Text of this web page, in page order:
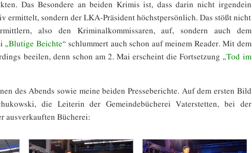
Das Besondere an beiden Krimis ist, dass darin nicht irgendein
ermittelt, sondern der LKA-Präsident höchstpersönlich. Das stößt nicht
also den Kriminalkommissaren, auf, sondern auch dem
„Blutige Beichte“ schlummert auch schon auf meinem Reader. Mit dem
beeilen, denn schon am 2. Mai erscheint die Fortsetzung
„Tod im
des Abends sowie meine beiden Presseberichte. Auf dem ersten Bild
die Leiterin der Gemeindebücherei Vaterstetten, bei der
ausverkauften Bücherei: